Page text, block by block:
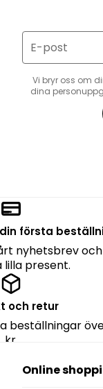
E-post
Vi bryr oss om
dina
första
nyhetsbrev
lilla present.
och retur
beställningar
kr.
Online